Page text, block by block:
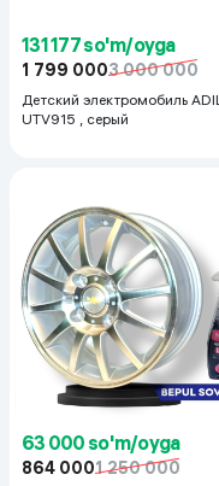
131 177 so'm/oyga
1 799 0003 000 000
Детский электромобиль ADIL
UTV915 , серый
63 000 so'm/oyga
864 0001 250 000